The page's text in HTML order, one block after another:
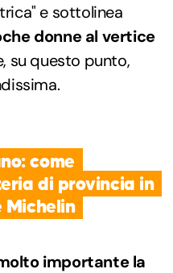
e sottolinea
donne al vertice
su questo punto,
come
di provincia in
Michelin
importante la